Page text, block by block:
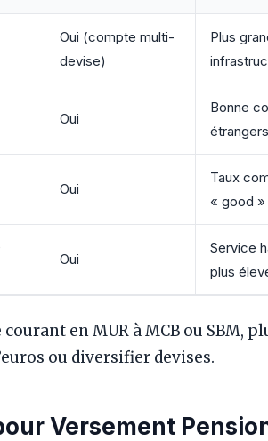
Oui (compte multi-
devise)
Plus
Oui
Bonne
étrangers
Oui
Taux
« good »
Oui
Service
plus
en MUR à MCB ou SBM,
ou diversifier devises.
Versement